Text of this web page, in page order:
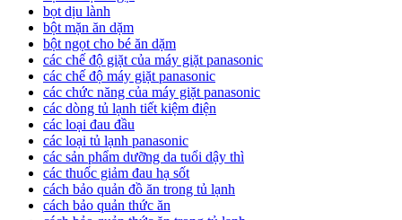
bọt dịu lành
bột mặn ăn dặm
bột ngọt cho bé ăn dặm
các chế độ giặt của máy giặt panasonic
các chế độ máy giặt panasonic
các chức năng của máy giặt panasonic
các dòng tủ lạnh tiết kiệm điện
các loại đau đầu
các loại tủ lạnh panasonic
các sản phẩm dưỡng da tuổi dậy thì
các thuốc giảm đau hạ sốt
cách bảo quản đồ ăn trong tủ lạnh
cách bảo quản thức ăn